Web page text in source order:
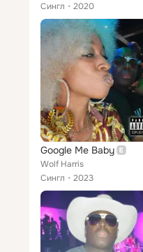
Сингл
2020
Google Me Baby
Wolf Harris
Сингл
2023